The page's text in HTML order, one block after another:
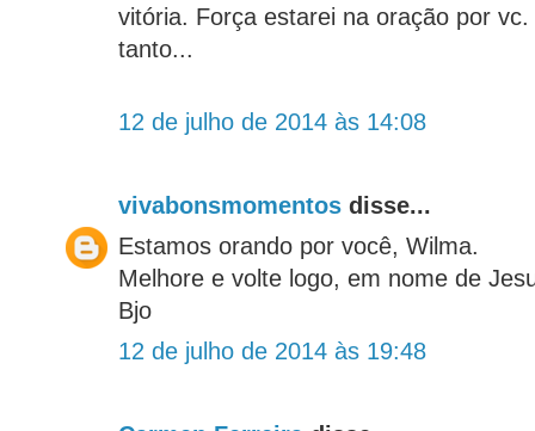
vitória. Força estarei na oração por
tanto...
12 de julho de 2014 às 14:08
vivabonsmomentos disse...
Estamos orando por você, Wilma.
Melhore e volte logo, em nome de
Bjo
12 de julho de 2014 às 19:48